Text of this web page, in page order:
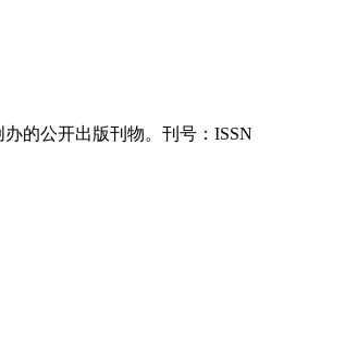
的公开出版刊物。刊号：ISSN